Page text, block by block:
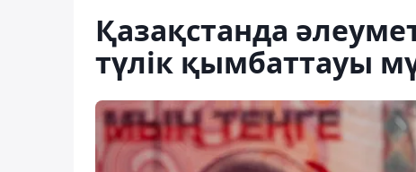
Қазақстанда
түлік қымбаттауы